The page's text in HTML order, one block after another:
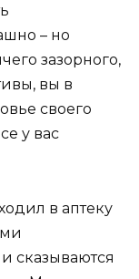
– но
зазорного,
вы в
своего
у вас
в аптеку
сказываются